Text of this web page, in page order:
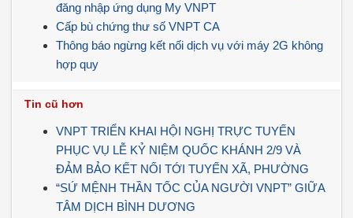
đăng nhập ứng dụng My VNPT
Cấp bù chứng thư số VNPT CA
Thông báo ngừng kết nối dịch vụ với máy 2G không
hợp quy
Tin cũ hơn
VNPT TRIỂN KHAI HỘI NGHỊ TRỰC TUYẾN
PHỤC VỤ LỄ KỶ NIỆM QUỐC KHÁNH 2/9 VÀ
ĐẢM BẢO KẾT NỐI TỚI TUYẾN XÃ, PHƯỜNG
“SỨ MỆNH THẦN TỐC CỦA NGƯỜI VNPT” GIỮA
TÂM DỊCH BÌNH DƯƠNG